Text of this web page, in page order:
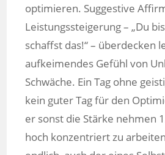
optimieren. Suggestive
Leistungssteigerung – „Du
schaffst das!“ – überdecken
aufkeimendes Gefühl von
Schwäche. Ein Tag ohne
kein guter Tag für den
er sonst die Stärke nehmen
hoch konzentriert zu